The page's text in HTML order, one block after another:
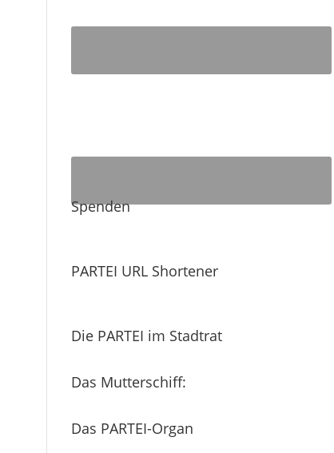
Spenden
PARTEI URL Shortener
Die PARTEI im Stadtrat
Das Mutterschiff:
Das PARTEI-Organ